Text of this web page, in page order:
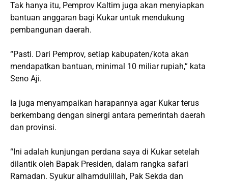
Tak hanya itu, Pemprov Kaltim juga akan menyiapkan
bantuan anggaran bagi Kukar untuk mendukung
pembangunan daerah.
“Pasti. Dari Pemprov, setiap kabupaten/kota akan
mendapatkan bantuan, minimal 10 miliar rupiah,” kata
Seno Aji.
Ia juga menyampaikan harapannya agar Kukar terus
berkembang dengan sinergi antara pemerintah daerah
dan provinsi.
“Ini adalah kunjungan perdana saya di Kukar setelah
dilantik oleh Bapak Presiden, dalam rangka safari
Ramadan. Syukur alhamdulillah, Pak Sekda dan